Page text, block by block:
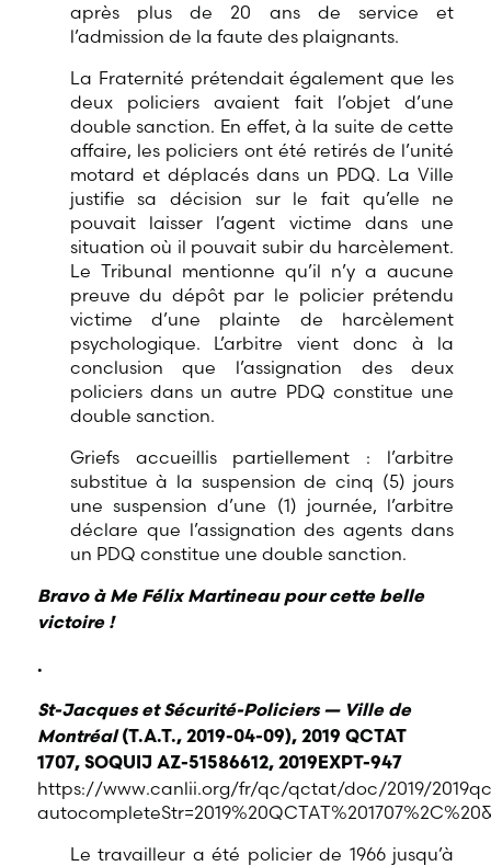
après plus de 20 ans de service et
l’admission de la faute des plaignants.
La Fraternité prétendait également que les
deux policiers avaient fait l’objet d’une
double sanction. En effet, à la suite de cette
affaire, les policiers ont été retirés de l’unité
motard et déplacés dans un PDQ. La Ville
justifie sa décision sur le fait qu’elle ne
pouvait laisser l’agent victime dans une
situation où il pouvait subir du harcèlement.
Le Tribunal mentionne qu’il n’y a aucune
preuve du dépôt par le policier prétendu
victime d’une plainte de harcèlement
psychologique. L’arbitre vient donc à la
conclusion que l’assignation des deux
policiers dans un autre PDQ constitue une
double sanction.
Griefs accueillis partiellement : l’arbitre
substitue à la suspension de cinq (5) jours
une suspension d’une (1) journée, l’arbitre
déclare que l’assignation des agents dans
un PDQ constitue une double sanction.
Bravo à Me Félix Martineau pour cette belle
victoire !
.
St-Jacques et Sécurité-Policiers — Ville de
Montréal(T.A.T., 2019-04-09), 2019 QCTAT
1707, SOQUIJ AZ-51586612, 2019EXPT-947
https://www.canlii.org/fr/qc/qctat/doc/2019/
Le travailleur a été policier de 1966 jusqu’à